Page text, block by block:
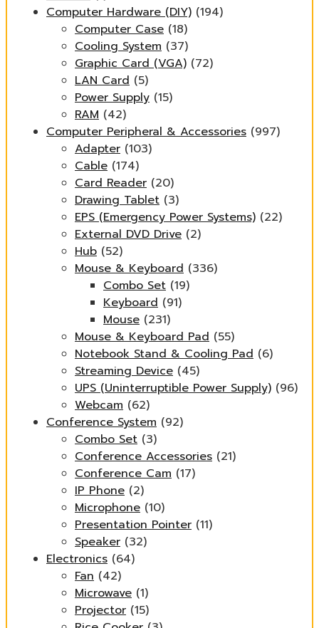
Computer Hardware (DIY) (194)
Computer Case (18)
Cooling System (37)
Graphic Card (VGA) (72)
LAN Card (5)
Power Supply (15)
RAM (42)
Computer Peripheral & Accessories (997)
Adapter (103)
Cable (174)
Card Reader (20)
Drawing Tablet (3)
EPS (Emergency Power Systems) (22)
External DVD Drive (2)
Hub (52)
Mouse & Keyboard (336)
Combo Set (19)
Keyboard (91)
Mouse (231)
Mouse & Keyboard Pad (55)
Notebook Stand & Cooling Pad (6)
Streaming Device (45)
UPS (Uninterruptible Power Supply) (96)
Webcam (62)
Conference System (92)
Combo Set (3)
Conference Accessories (21)
Conference Cam (17)
IP Phone (2)
Microphone (10)
Presentation Pointer (11)
Speaker (32)
Electronics (64)
Fan (42)
Microwave (1)
Projector (15)